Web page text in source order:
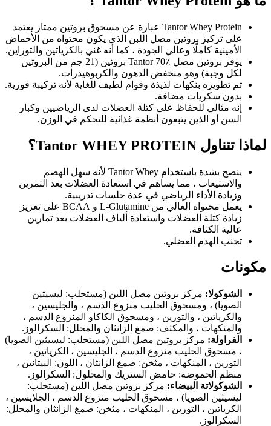
Tantor Whey Protein عبارة عن مسحوق بروتين ممتاز يعتمد
على تركيز بروتين مصل اللبن الذي يكون محتواه من الأحماض
الأمينية كاملًا وعالي الجودة ، كما أنه غني بالكرياتين والتوراين.
يوفر بروتين مصل Tantor 70٪ بروتين (21 جم من البروتين
لكل وجبة) وهو منخفض الدهون والكربوهيدرات.
تم تطويره بنكهات لذيذة وقوام لطيف للغاية لأنه تركيبة فورية.
بدون سكريات مضافة.
إنه مثالي للحفاظ على كتلة العضلات لدى الرياضيين وكبار
السن أو الذين يتبعون أنظمة غذائية للتحكم في الوزن.
لماذا تتناول Tantor WHEY PROTEIN؟
ينصح بشدة باستخدام Tantor Whey لأنه سهل الهضم
والاستيعاب ، مما يساهم في استعادة العضلات بعد التمرين
وزيادة الأداء الرياضي في عدة جلسات تدريبية.
يعمل محتواه العالي من L-Glutamine و BCAA على تعزيز
زيادة كتلة العضلات واستعادة ألياف العضلات بعد تمارين
عالية الكثافة.
تجنب الهدم العضلي.
مكونات
الشوكولا: مركز بروتين مصل اللبن (مستحلب: ليسيثين
الصويا) ، ومسحوق الحليب منزوع الدسم ، والجليسين ،
والكرياتين ، والتورين ، ومسحوق الكاكاو المنزوع الدسم ،
والمنكهات ، والمكثف: صمغ الزانثان والمحلل: السكرالوز.
الفراولة: مركز بروتين مصل اللبن (مستحلب: ليسيثين الصويا)
، مسحوق الحليب منزوع الدسم ، الجليسين ، الكرياتين ،
التورين ، المنكهات ، مثخن: صمغ الزانثان ، اللون: البيتانين ،
منظم الحموضة: حامض الستريك والمحلول: السكرالوز.
الشوكولاتة البيضاء: مركز بروتين مصل اللبن (مستحلب:
ليسيثين الصويا) ، مسحوق الحليب منزوع الدسم ، الجلايسين ،
الكرياتين ، التورين ، المنكهات ، مثخن: صمغ الزانثان والمحلل:
السكرالوز.